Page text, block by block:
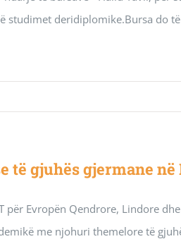
studimet deridiplomike.Bursa do
të gjuhës gjermane në
për Evropën Qendrore, Lindore
me njohuri themelore të